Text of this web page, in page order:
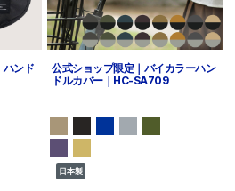
ハンド
公式ショップ限定｜バイカラーハン
ドルカバー｜HC-SA709
日本製